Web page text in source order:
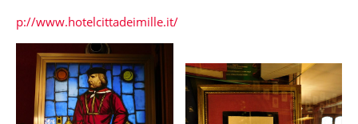
p://www.hotelcittadeimille.it/